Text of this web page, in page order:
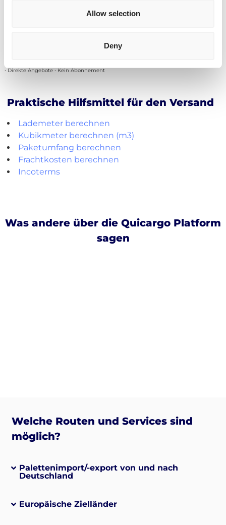
Allow selection
Deny
Kostenlos registrieren
• Direkte Angebote • Kein Abonnement
Praktische Hilfsmittel für den Versand
Lademeter berechnen
Kubikmeter berechnen (m3)
Paketumfang berechnen
Frachtkosten berechnen
Incoterms
Was andere über die Quicargo Platform
sagen
Welche Routen und Services sind
möglich?
Palettenimport/-export von und nach
Deutschland
Europäische Zielländer